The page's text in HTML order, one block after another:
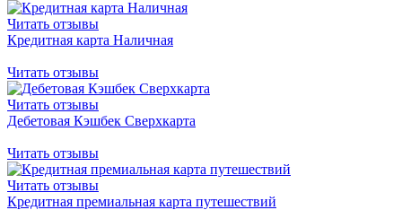
Читать отзывы
Кредитная карта Наличная
Читать отзывы
Читать отзывы
Дебетовая Кэшбек Сверхкарта
Читать отзывы
Читать отзывы
Кредитная премиальная карта путешествий